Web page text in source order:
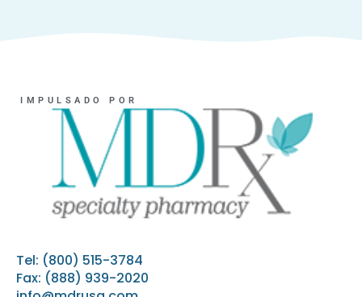
IMPULSADO POR
Tel: (800) 515-3784
Fax: (888) 939-2020